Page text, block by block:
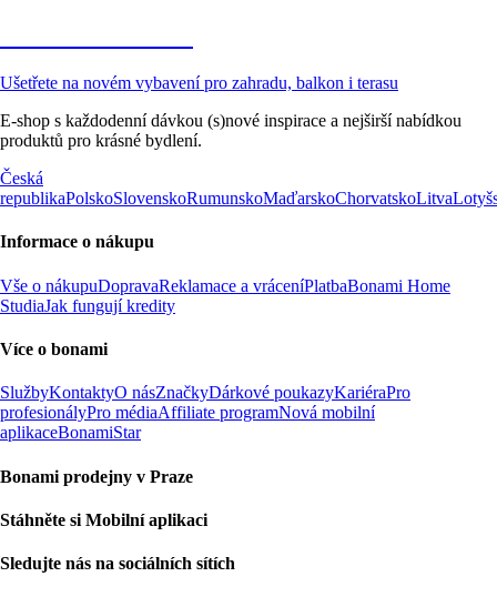
Ušetřete na novém vybavení pro zahradu, balkon i terasu
E-shop s každodenní dávkou (s)nové inspirace a nejširší nabídkou
produktů pro krásné bydlení.
Česká
republikaPolskoSlovenskoRumunskoMaďarskoChorvatskoLitva
Informace o nákupu
Vše o nákupuDopravaReklamace a vráceníPlatbaBonami Home
StudiaJak fungují kredity
Více o bonami
SlužbyKontaktyO násZnačkyDárkové poukazyKariéraPro
profesionályPro médiaAffiliate programNová mobilní
aplikaceBonamiStar
Bonami prodejny v Praze
Stáhněte si Mobilní aplikaci
Sledujte nás na sociálních sítích